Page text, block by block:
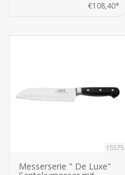
€108,40*
15575
Messerserie " De Luxe"